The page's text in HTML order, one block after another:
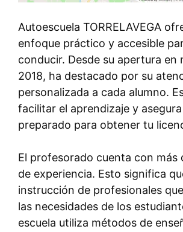
Autoescuela TORRELAVEGA
enfoque práctico y accesible
conducir. Desde su apertura en
2018, ha destacado por su
personalizada a cada alumno.
facilitar el aprendizaje y
preparado para obtener tu
El profesorado cuenta con más
de experiencia. Esto significa
instrucción de profesionales
las necesidades de los
escuela utiliza métodos de